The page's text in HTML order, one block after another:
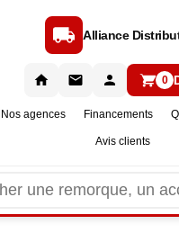
Alliance
Nos agences Financements
Avis clients
0